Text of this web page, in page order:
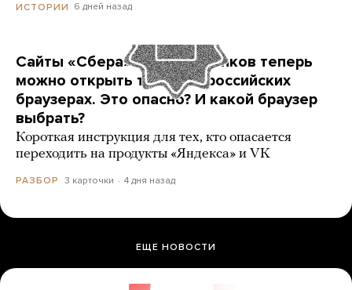
ИСТОРИИ 6 дней назад
Сайты «Сбера» и других банков теперь
можно открыть только в российских
браузерах. Это опасно? И какой браузер
выбрать?
Короткая инструкция для тех, кто опасается
переходить на продукты «Яндекса» и VK
РАЗБОР 3 карточки 4 дня назад
ЕЩЕ НОВОСТИ